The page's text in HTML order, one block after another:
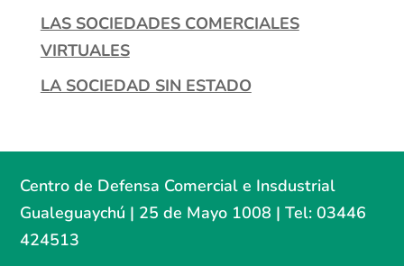
LAS SOCIEDADES COMERCIALES
VIRTUALES
LA SOCIEDAD SIN ESTADO
Centro de Defensa Comercial e Insdustrial
Gualeguaychú | 25 de Mayo 1008 | Tel: 03446
424513